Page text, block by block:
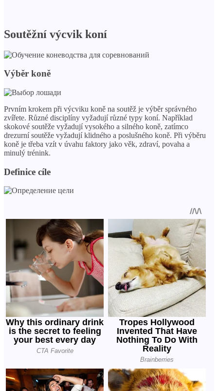
Soutěžní výcvik koní
Výběr koně
Prvním krokem při výcviku koně na soutěž je výběr správného
zvířete. Různé disciplíny vyžadují různé typy koní. Například
skokové soutěže vyžadují vysokého a silného koně, zatímco
drezurní soutěže vyžadují klidného a poslušného koně. Při výběru
koně je třeba vzít v úvahu faktory jako věk, zdraví, povaha a
minulý trénink.
Definice cíle